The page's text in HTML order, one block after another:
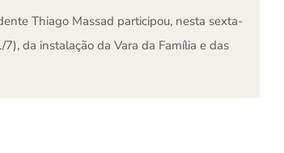
Thiago Massad participou, nesta sexta-
7), da instalação da Vara da Família e das